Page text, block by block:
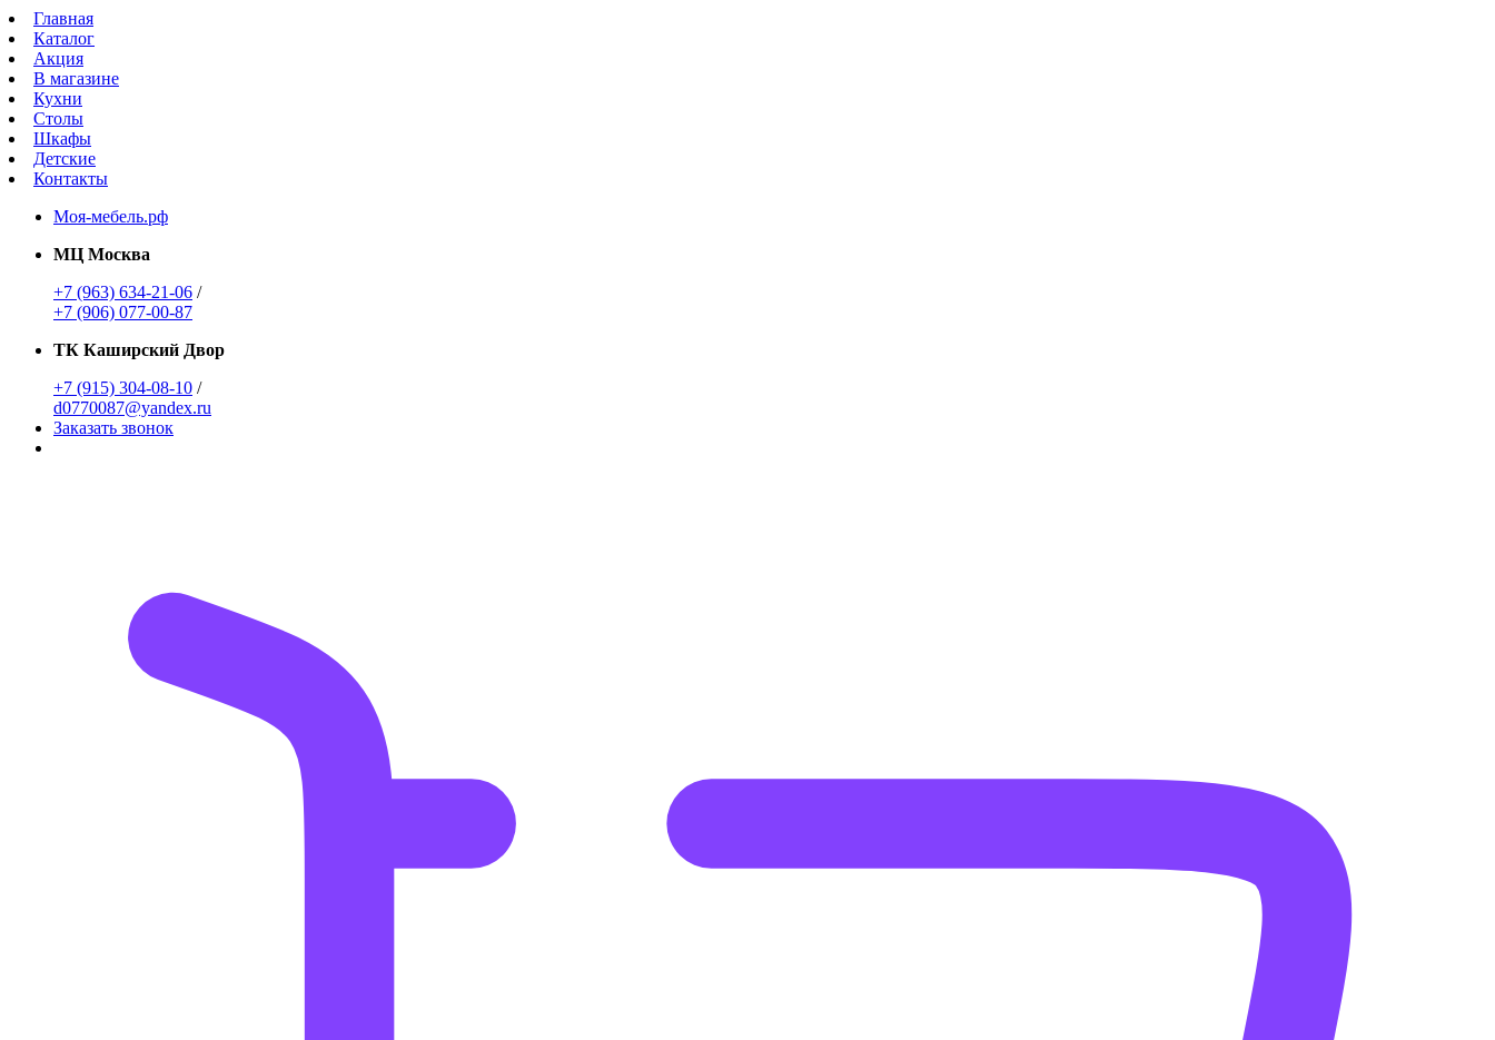
Главная
Каталог
Акция
В магазине
Кухни
Столы
Шкафы
Детские
Контакты
Моя-мебель.рф
МЦ Москва
+7 (963) 634-21-06 /
+7 (906) 077-00-87
ТК Каширский Двор
+7 (915) 304-08-10 /
d0770087@yandex.ru
Заказать звонок